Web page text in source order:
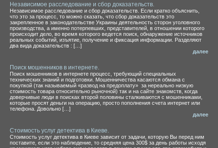
Независимое расследование и сбор доказательств.
Независимое расследование и сбор доказательств. Если кратко объяснить,
что это за процесс, то можно сказать, что сбор доказательств это
закрепленное в законодательстве Украины деятельность сторон уголовного
производства, а именно потерпевших, представителей, в отношении которого
происходит дело, во время которого ведется поиск, обнаружение источников
реальных событий, изъятие, получение и фиксация информации. Разделяют
два вида доказательств : […]
далее
Поиск мошенников в интернете.
Поиск мошенников в интернете процесс, требующий специальных
технических знаний и подготовки. Мошенничества касаются обмана с
покупкой (так называемый «развод на предоплату» за нереально низкую
стоимость товара относительно рыночной) так и на сайте знакомств, когда
доверчивые люди в поисках второй половины сталкиваются с мошенниками,
которые просят деньги на операцию, просто пополнения счета интернет или
телефона. Довольно […]
далее
Стоимость услуг детектива в Киеве.
Стоимость услуг детектива в Киеве зависит от задачи, которую Вы перед ним
поставите, если это наблюдение, то средняя цена 300$ за день работы исходя